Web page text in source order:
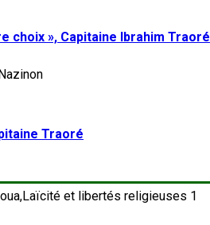
choix », Capitaine Ibrahim Traoré
Traoré
1